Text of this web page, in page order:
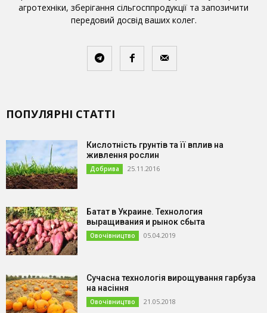
агротехніки, зберігання сільгосппродукції та запозичити
передовий досвід ваших колег.
ПОПУЛЯРНІ СТАТТІ
Кислотність грунтів та її вплив на
живлення рослин
Добрива 25.11.2016
Батат в Украине. Технология
выращивания и рынок сбыта
Овочівництво 05.04.2019
Сучасна технологія вирощування гарбуза
на насіння
Овочівництво 21.05.2018